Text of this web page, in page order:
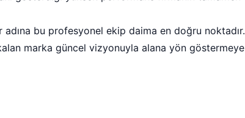
adına bu profesyonel ekip daima en doğru noktadır.
marka güncel vizyonuyla alana yön göstermeye